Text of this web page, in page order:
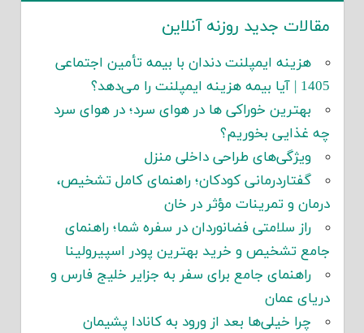
مقالات جدید روزنه آنلاین
هزینه ایمپلنت دندان با بیمه تأمین اجتماعی
1405 | آیا بیمه هزینه ایمپلنت را می‌دهد؟
بهترین خوراکی ها در هوای سرد؛ در هوای سرد
چه غذایی بخوریم؟
ویژگی‌های طراحی داخلی منزل
گفتاردرمانی کودکان؛ راهنمای کامل تشخیص،
درمان و تمرینات مؤثر در خان
راز سلامتی فضانوردان در سفره شما؛ راهنمای
جامع تشخیص و خرید بهترین پودر اسپیرولینا
راهنمای جامع برای سفر به جزایر خلیج فارس و
دریای عمان
چرا خیلی‌ها بعد از ورود به کانادا پشیمان